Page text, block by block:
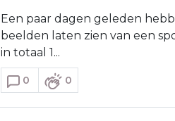
Een paar dagen geleden
beelden laten zien van een
in totaal 1...
0 0